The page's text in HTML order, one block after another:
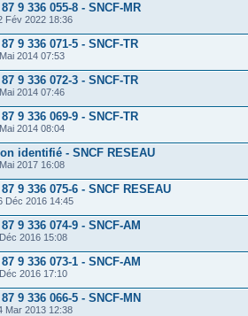
9 336 055-8 - SNCF-MR
Fév 2022 18:36
9 336 071-5 - SNCF-TR
2014 07:53
9 336 072-3 - SNCF-TR
2014 07:46
9 336 069-9 - SNCF-TR
2014 08:04
identifié - SNCF RESEAU
2017 16:08
9 336 075-6 - SNCF RESEAU
Déc 2016 14:45
9 336 074-9 - SNCF-AM
2016 15:08
9 336 073-1 - SNCF-AM
2016 17:10
9 336 066-5 - SNCF-MN
Mar 2013 12:38